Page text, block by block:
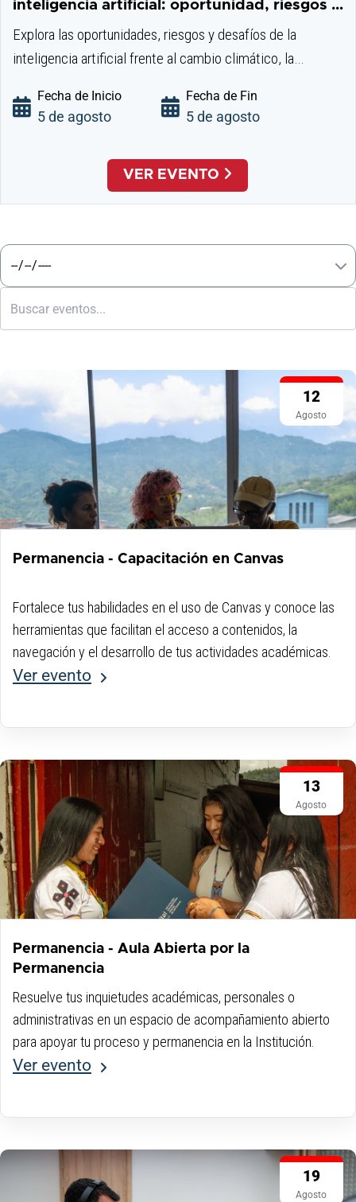
contenido.
inteligencia artificial: oportunidad, riesgos y
Explora las oportunidades, riesgos y desafíos de la
inteligencia artificial frente al cambio climático, la
Fecha de Inicio
5 de agosto
Fecha de Fin
5 de agosto
VER EVENTO
12
Agosto
Permanencia - Capacitación en Canvas
Fortalece tus habilidades en el uso de Canvas y conoce las
herramientas que facilitan el acceso a contenidos, la
navegación y el desarrollo de tus actividades académicas.
Ver evento
13
Agosto
Permanencia - Aula Abierta por la
Permanencia
Resuelve tus inquietudes académicas, personales o
administrativas en un espacio de acompañamiento abierto
para apoyar tu proceso y permanencia en la Institución.
Ver evento
19
Agosto